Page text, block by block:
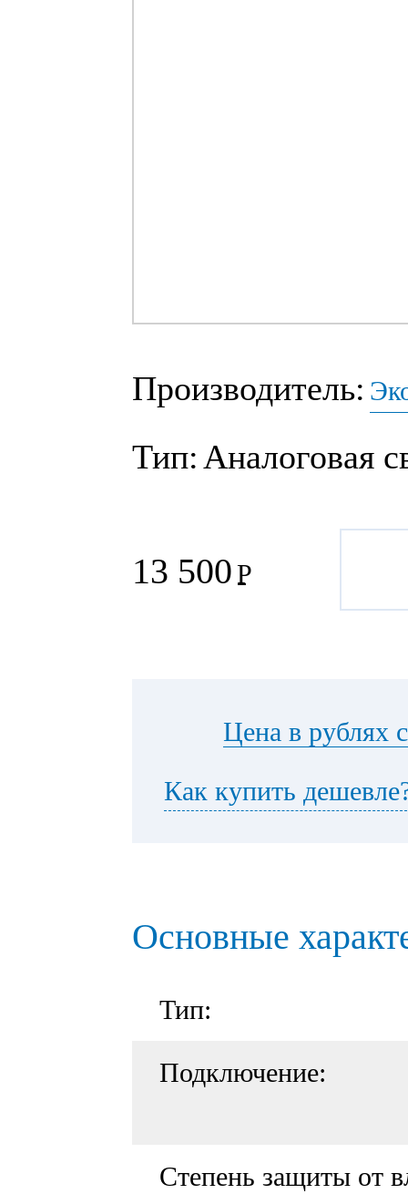
Производитель:
Тип: Аналоговая
13 500Р
Цена в рублях
Как купить
Основные
Тип:
Подключение:
Степень защиты от